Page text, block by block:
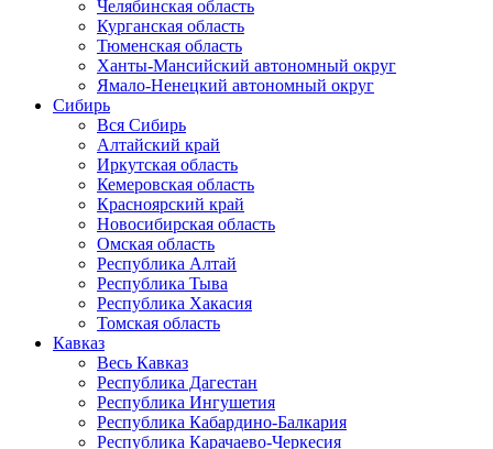
Челябинская область
Курганская область
Тюменская область
Ханты-Мансийский автономный округ
Ямало-Ненецкий автономный округ
Сибирь
Вся Сибирь
Алтайский край
Иркутская область
Кемеровская область
Красноярский край
Новосибирская область
Омская область
Республика Алтай
Республика Тыва
Республика Хакасия
Томская область
Кавказ
Весь Кавказ
Республика Дагестан
Республика Ингушетия
Республика Кабардино-Балкария
Республика Карачаево-Черкесия